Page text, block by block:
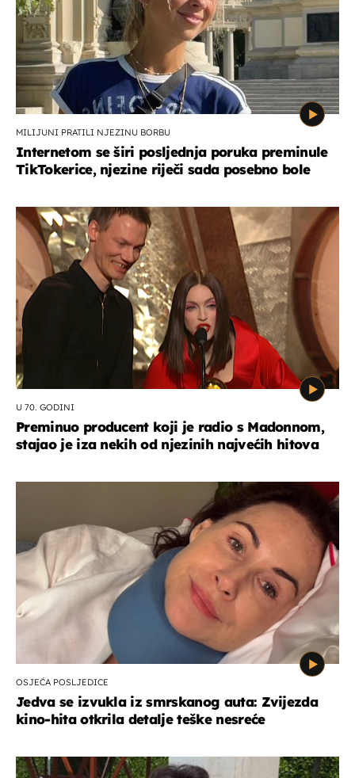
MILIJUNI PRATILI NJEZINU BORBU
Internetom se širi posljednja poruka preminule
TikTokerice, njezine riječi sada posebno bole
U 70. GODINI
Preminuo producent koji je radio s Madonnom,
stajao je iza nekih od njezinih najvećih hitova
OSJEĆA POSLJEDICE
Jedva se izvukla iz smrskanog auta: Zvijezda
kino-hita otkrila detalje teške nesreće